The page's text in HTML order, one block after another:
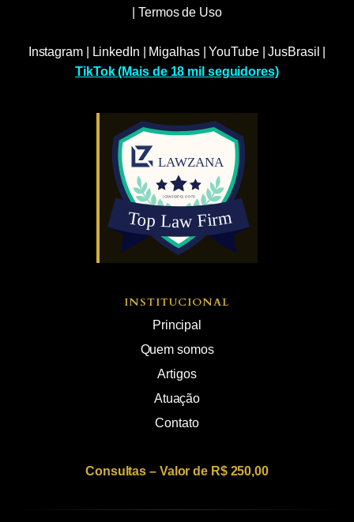
|Termos de Uso
Instagram| LinkedIn Migalhas|YouTube|JusBrasil
TikTok (Mais de 18 mil seguidores)
INSTITUCIONAL
Principal
Quem somos
Artigos
Atuação
Contato
Consultas – Valor de R$ 250,00